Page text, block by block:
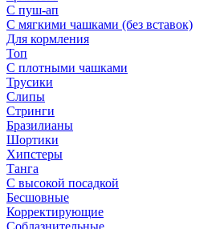
С пуш-ап
С мягкими чашками (без вставок)
Для кормления
Топ
С плотными чашками
Трусики
Слипы
Стринги
Бразилианы
Шортики
Хипстеры
Танга
С высокой посадкой
Бесшовные
Корректирующие
Соблазнительные